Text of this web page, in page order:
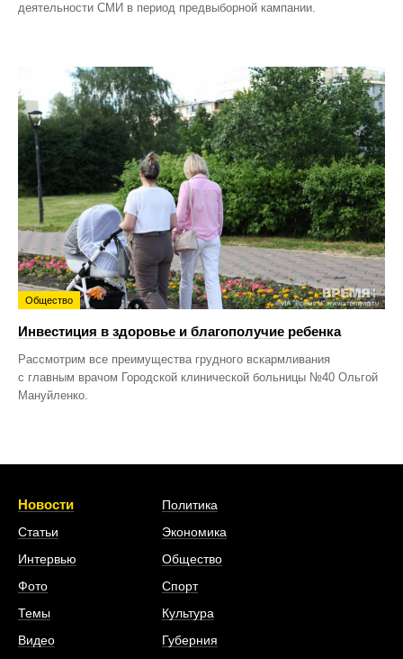
деятельности СМИ в период предвыборной кампании.
Общество
Инвестиция в здоровье и благополучие ребенка
Рассмотрим все преимущества грудного вскармливания
с главным врачом Городской клинической больницы №40 Ольгой
Мануйленко.
Новости
Статьи
Интервью
Фото
Темы
Видео
Политика
Экономика
Общество
Спорт
Культура
Губерния